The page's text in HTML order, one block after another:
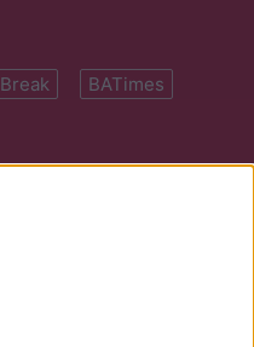
Break BATimes